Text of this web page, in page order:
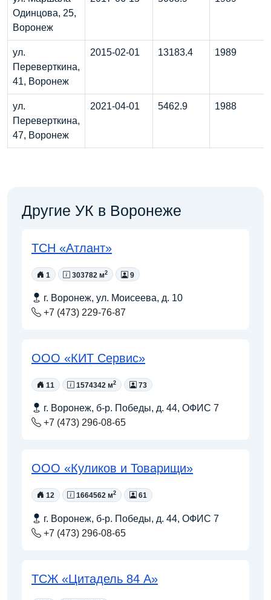
Одинцова, 25,
Воронеж
ул.
Переверткина,
41, Воронеж
2015-02-01 13183.4 1989
ул.
Переверткина,
47, Воронеж
2021-04-01 5462.9 1988
Другие УК в Воронеже
ТСН «Атлант»
1 303782 м2 9
г. Воронеж, ул. Моисеева, д. 10
+7 (473) 229-76-87
ООО «КИТ Сервис»
11 1574342 м2 73
г. Воронеж, б-р. Победы, д. 44, ОФИС 7
+7 (473) 296-08-65
ООО «Куликов и Товарищи»
12 1664562 м2 61
г. Воронеж, б-р. Победы, д. 44, ОФИС 7
+7 (473) 296-08-65
ТСЖ «Цитадель 84 А»